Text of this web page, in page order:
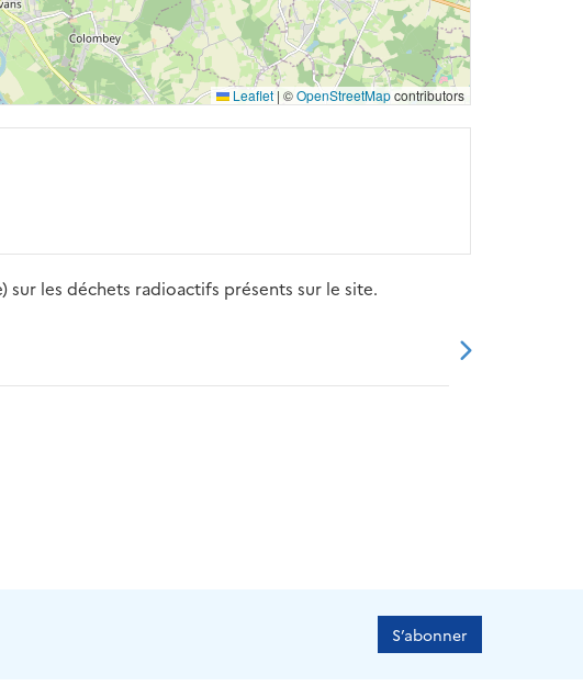
Leaflet | ©OpenStreetMapcontributors
sur les déchets radioactifs présents sur le site.
S’abonner